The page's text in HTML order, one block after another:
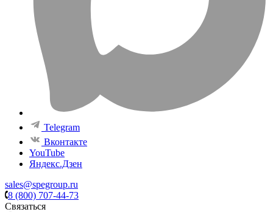
Telegram
Вконтакте
YouTube
Яндекс.Дзен
sales@spegroup.ru
8 (800) 707-44-73
Связаться